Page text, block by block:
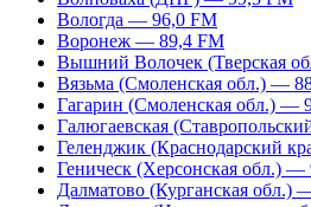
Вологда — 96,0 FM
Воронеж — 89,4 FM
Вышний Волочек (Тверская
Вязьма (Смоленская обл.) —
Гагарин (Смоленская обл.) —
Галюгаевская
Геленджик (Краснодарский
Геническ (Херсонская обл.) —
Далматово (Курганская обл.)